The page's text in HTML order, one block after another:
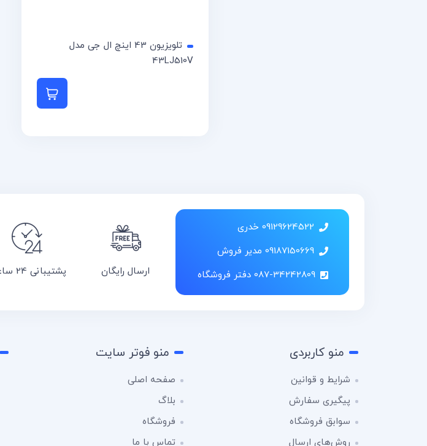
تلویزیون 43 اینچ ال جی مدل
43LJ510V
09129624522 خدری
09187150669 مدیر فروش
087-34242809 دفتر فروشگاه
ارسال رایگان پشتیبانی 24 ساعته
منو کاربردی
شرایط و قوانین
پیگیری سفارش
سوابق فروشگاه
روش‌های ارسال
منو فوتر سایت
صفحه اصلی
بلاگ
فروشگاه
تماس با ما